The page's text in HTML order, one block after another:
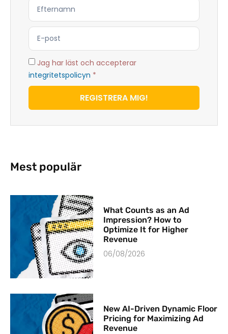
Jag har läst och accepterar
integritetspolicyn *
REGISTRERA MIG!
Mest populär
What Counts as an Ad
Impression? How to
Optimize It for Higher
Revenue
06/08/2026
New AI-Driven Dynamic Floor
Pricing for Maximizing Ad
Revenue